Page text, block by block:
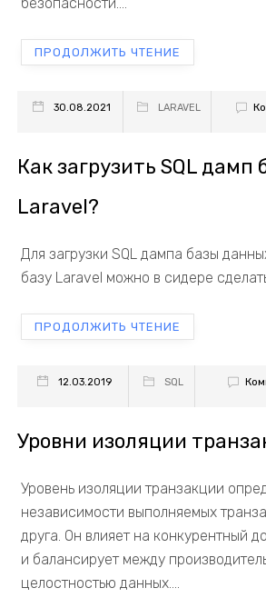
ПРОДОЛЖИТЬ ЧТЕНИЕ
30.08.2021 LARAVEL
Как загрузить SQL дамп
Laravel?
Для загрузки SQL дампа базы
базу Laravel можно в сидере
ПРОДОЛЖИТЬ ЧТЕНИЕ
12.03.2019 SQL
Уровни изоляции
Уровень изоляции транзакции
независимости выполняемых
друга. Он влияет на конкурентный
и балансирует между
целостностью данных....